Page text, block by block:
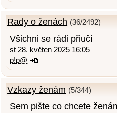
Rady o ženách (36/2492)
Všichni se rádi přiučí
st 28. květen 2025 16:05
p!p@
Vzkazy ženám (5/344)
Sem pište co chcete